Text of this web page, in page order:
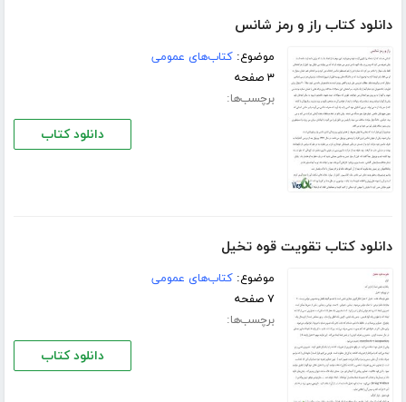
دانلود کتاب راز و رمز شانس
موضوع:کتاب‌های عمومی
۳ صفحه
برچسب‌ها:
دانلود کتاب
دانلود کتاب تقویت قوه تخیل
موضوع:کتاب‌های عمومی
۷ صفحه
برچسب‌ها:
دانلود کتاب